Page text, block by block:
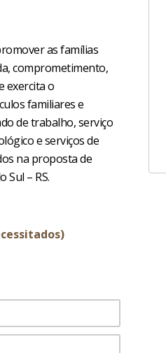
as famílias
comprometimento,
exercita o
familiares e
de trabalho, serviço
e serviços de
na proposta de
Sul – RS.